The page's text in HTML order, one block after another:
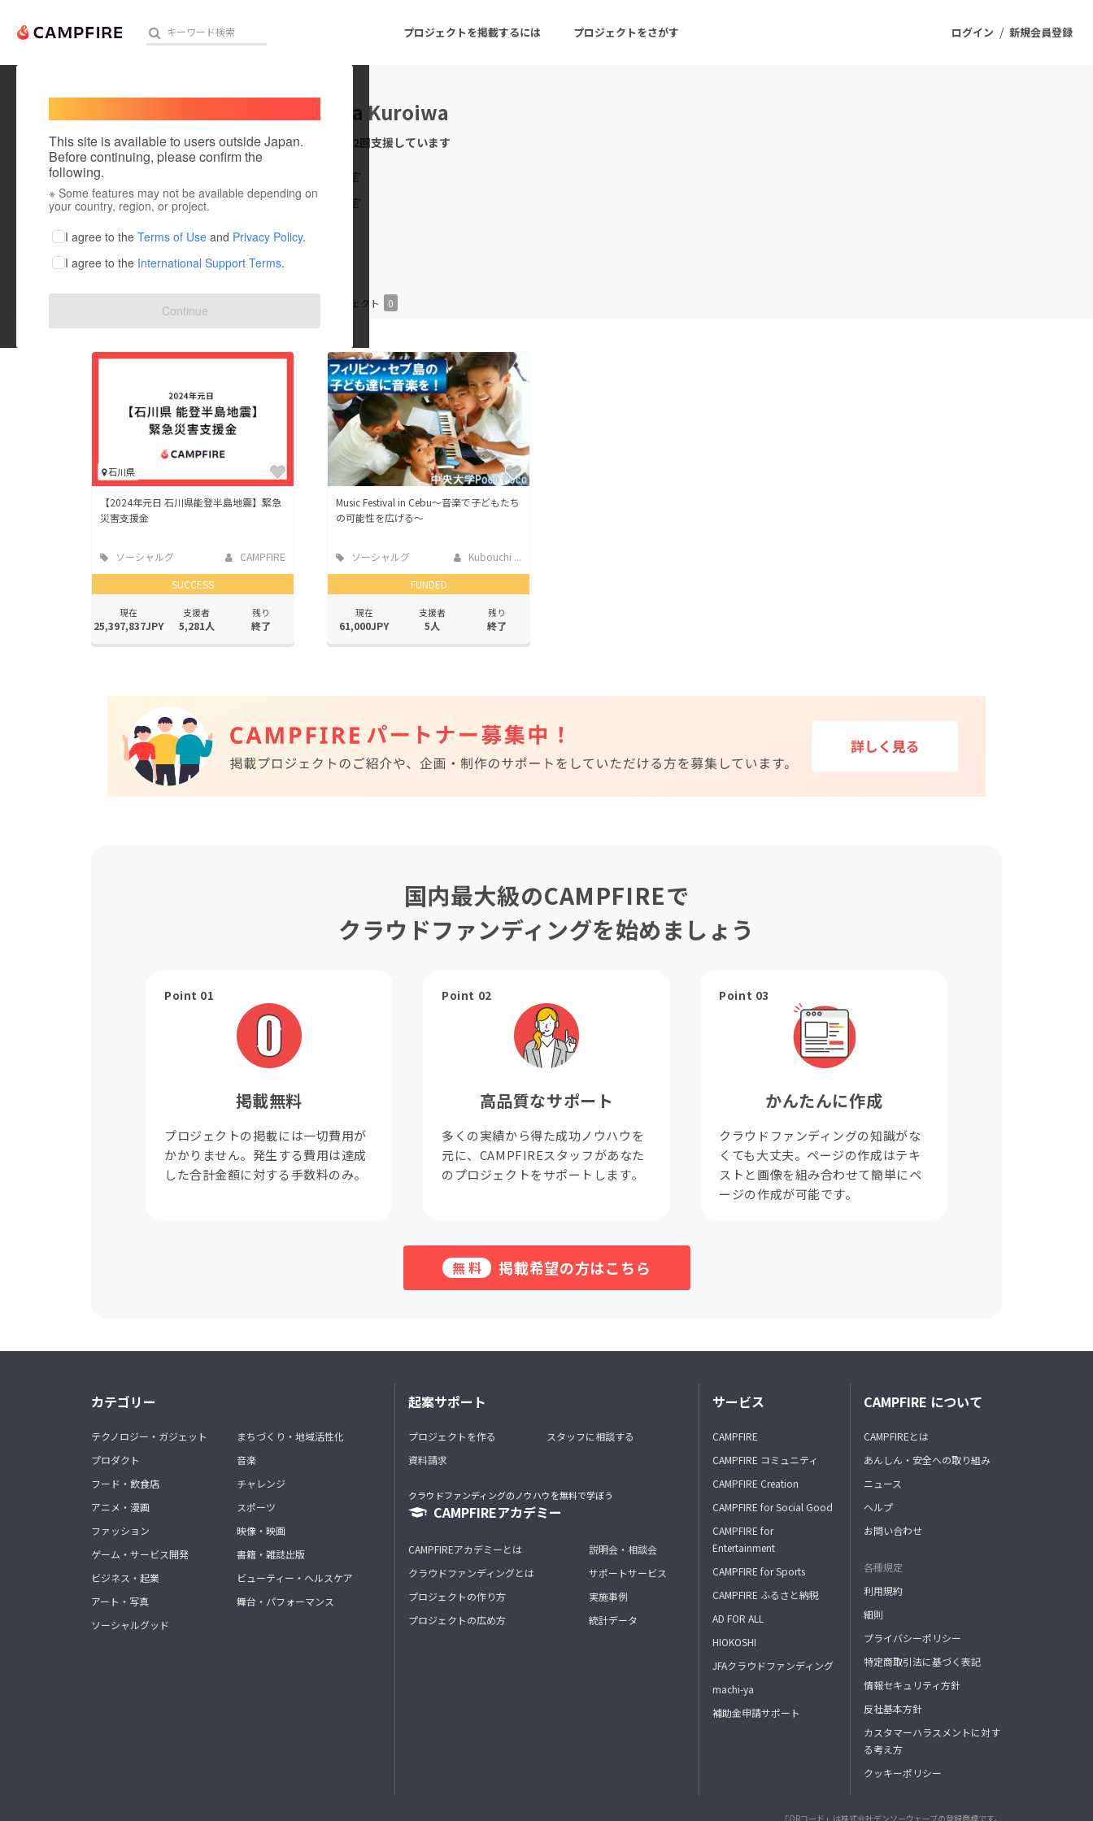
ログイン / 新規会員登録
プロジェクトを掲載するには プロジェクトをさがす
人気のプロジェクト 注目のリターン 注目の新着プロジェクト
アート・写真
テクノロジー・ガジェット
映像・映画
ビジネス・起業
チャレンジ
まちづくり・地域活性化
CAMPFIRE for Social Good
CAMPFIREふるさと納税
This site is available to users outside Japan.
Before continuing, please confirm the
following.
※ Some features may not be available depending on
your country, region, or project.
I agree to the Terms of Use and Privacy Policy.
I agree to the International Support Terms.
Continue
Momoka Kuroiwa
これまでに2回支援しています
在住国：未設定
出身国：未設定
プロジェクト 0
石川県
【2024年元日 石川県能登半島地震】緊急
災害支援金
ソーシャルグ
CAMPFIRE
SUCCESS
現在
25,397,837JPY
支援者
5,281人
残り
終了
Music Festival in Cebu～音楽で子どもたち
の可能性を広げる～
ソーシャルグ
Kubouchi ...
FUNDED
現在
61,000JPY
支援者
5人
残り
終了
国内最大級のCAMPFIREで
クラウドファンディングを始めましょう
Point 01
掲載無料
プロジェクトの掲載には一切費用が
かかりません。発生する費用は達成
した合計金額に対する手数料のみ。
Point 02
高品質なサポート
多くの実績から得た成功ノウハウを
元に、CAMPFIREスタッフがあなた
のプロジェクトをサポートします。
Point 03
かんたんに作成
クラウドファンディングの知識がな
くても大丈夫。ページの作成はテキ
ストと画像を組み合わせて簡単にペ
ージの作成が可能です。
無料 掲載希望の方はこちら
カテゴリー
テクノロジー・ガジェット
プロダクト
フード・飲食店
アニメ・漫画
ファッション
ゲーム・サービス開発
ビジネス・起業
アート・写真
ソーシャルグッド
まちづくり・地域活性化
音楽
チャレンジ
スポーツ
映像・映画
書籍・雑誌出版
ビューティー・ヘルスケア
舞台・パフォーマンス
起案サポート
プロジェクトを作る
資料請求
スタッフに相談する
クラウドファンディングのノウハウを無料で学ぼう
CAMPFIREアカデミー
CAMPFIREアカデミーとは
クラウドファンディングとは
プロジェクトの作り方
プロジェクトの広め方
説明会・相談会
サポートサービス
実施事例
統計データ
サービス
CAMPFIRE
CAMPFIRE コミュニティ
CAMPFIRE Creation
CAMPFIRE for Social Good
CAMPFIRE for
Entertainment
CAMPFIRE for Sports
CAMPFIRE ふるさと納税
AD FOR ALL
HIOKOSHI
JFAクラウドファンディング
machi-ya
補助金申請サポート
CAMPFIRE について
CAMPFIREとは
あんしん・安全への取り組み
ニュース
ヘルプ
お問い合わせ
各種規定
利用規約
細則
プライバシーポリシー
特定商取引法に基づく表記
情報セキュリティ方針
反社基本方針
カスタマーハラスメントに対す
る考え方
クッキーポリシー
「QRコード」は株式会社デンソーウェーブの登録商標です。